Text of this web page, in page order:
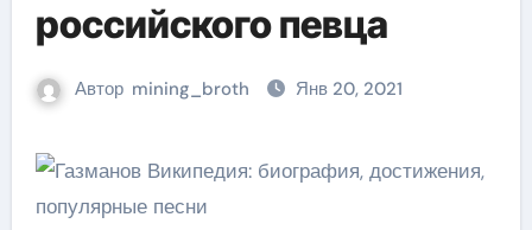
российского певца
Автор mining_broth Янв 20, 2021